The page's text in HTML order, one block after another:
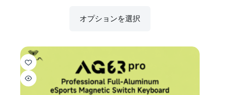
オプションを選択